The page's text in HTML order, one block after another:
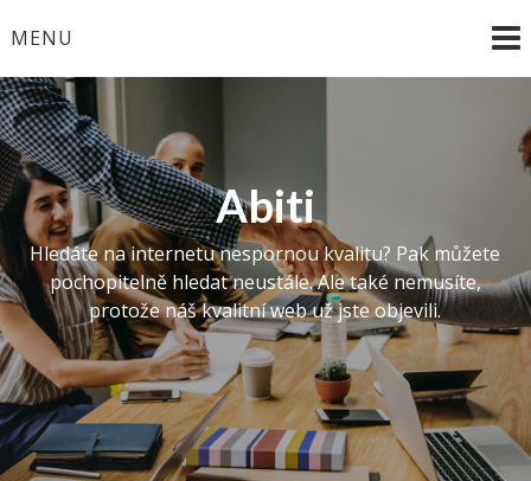
toMENU
Abiti
Hledáte na internetu nespornou kvalitu? Pak můžete
pochopitelně hledat neustále. Ale také nemusíte,
protože náš kvalitní web už jste objevili.